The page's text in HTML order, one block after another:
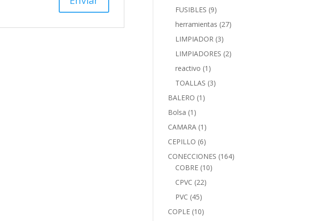
FUSIBLES (9)
herramientas (27)
LIMPIADOR (3)
LIMPIADORES (2)
reactivo (1)
TOALLAS (3)
BALERO (1)
Bolsa (1)
CAMARA (1)
CEPILLO (6)
CONECCIONES (164)
COBRE (10)
CPVC (22)
PVC (45)
COPLE (10)